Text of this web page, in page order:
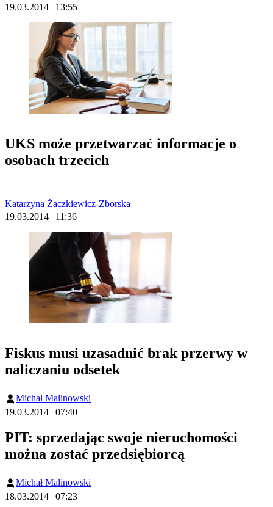
19.03.2014 | 13:55
UKS może przetwarzać informacje o
osobach trzecich
Katarzyna Żaczkiewicz-Zborska
19.03.2014 | 11:36
Fiskus musi uzasadnić brak przerwy w
naliczaniu odsetek
Michał Malinowski
19.03.2014 | 07:40
PIT: sprzedając swoje nieruchomości
można zostać przedsiębiorcą
Michał Malinowski
18.03.2014 | 07:23